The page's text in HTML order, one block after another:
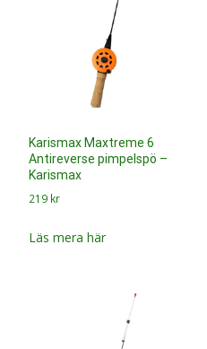
Karismax Maxtreme 6
Antireverse pimpelspö –
Karismax
219 kr
Läs mera här